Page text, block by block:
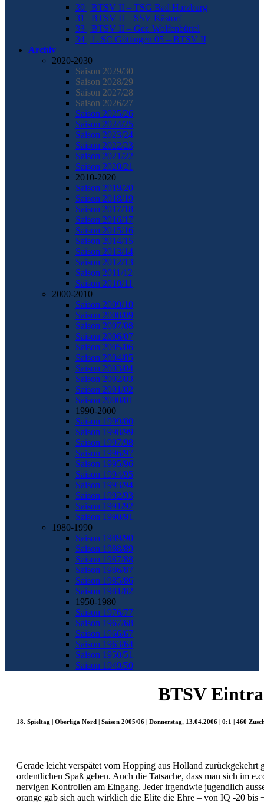
30 | BTSV II – TSG Bad Harzburg
31 | BTSV II – SSV Kästorf
33 | BTSV II – Ger. Wolfenbüttel
34 | 1. SC Göttingen 05 – BTSV II
Archiv
2020-2030
Saison 2029/30
Saison 2028/29
Saison 2027/28
Saison 2026/27
Saison 2025/26
Saison 2024/25
Saison 2023/24
Saison 2022/23
Saison 2021/22
Saison 2020/21
2010-2020
Saison 2019/20
Saison 2018/19
Saison 2017/18
Saison 2016/17
Saison 2015/16
Saison 2014/15
Saison 2013/14
Saison 2012/13
Saison 2011/12
Saison 2010/11
2000-2010
Saison 2009/10
Saison 2008/09
Saison 2007/08
Saison 2006/07
Saison 2005/06
Saison 2004/05
Saison 2003/04
Saison 2002/03
Saison 2001/02
Saison 2000/01
1990-2000
Saison 1999/00
Saison 1998/99
Saison 1997/98
Saison 1996/97
Saison 1995/96
Saison 1994/95
Saison 1993/94
Saison 1992/93
Saison 1991/92
Saison 1990/91
1980-1990
Saison 1989/90
Saison 1988/89
Saison 1987/88
Saison 1986/87
Saison 1985/86
Saison 1981/82
1950-1980
Saison 1976/77
Saison 1967/68
Saison 1966/67
Saison 1963/64
Saison 1950/51
Saison 1949/50
BTSV
18. Spieltag | Oberliga Nord | Saison 2005/06 | Donnerstag, 13.04.2006 | 0:1 | 460
Gerade leicht verspätet vom Hopping aus Holland zurückgekehrt
ordentlichen Spaß geben. Auch die Tatsache, dass man sich im
nervigen Kontrollen am Eingang. Jeder irgendwie jugendlich
orange gab sich auch wirklich die Elite die Ehre – von IQ -20 bis